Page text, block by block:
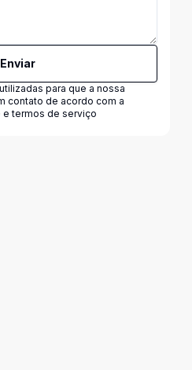
Enviar
para que a nossa
contato de acordo com a
termos de serviço